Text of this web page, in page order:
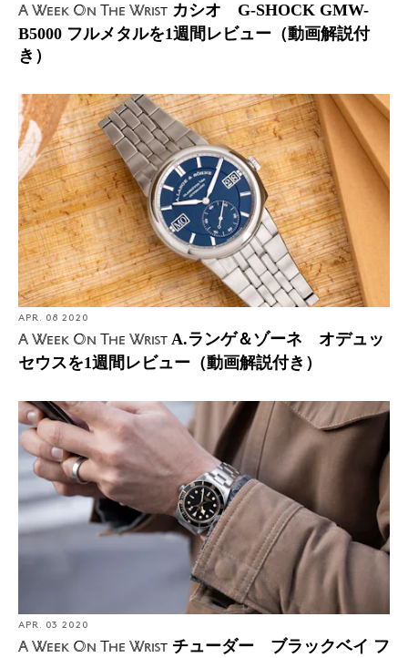
A Week On The Wrist カシオ G-SHOCK GMW-
B5000 フルメタルを1週間レビュー（動画解説付
き）
APR. 08 2020
A Week On The Wrist A.ランゲ＆ゾーネ オデュッ
セウスを1週間レビュー（動画解説付き）
APR. 03 2020
A Week On The Wrist チューダー ブラックベイ フ